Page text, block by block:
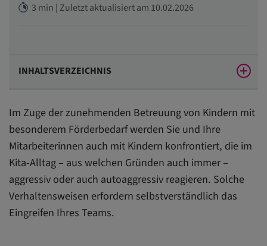
3 min | Zuletzt aktualisiert am 10.02.2026
INHALTSVERZEICHNIS
Rechtlicher Hintergrund
Das ist zu tun
Legen Sie klare Grenzen fest
Haben Sie ein ADS-Kind in der Kita?
Im Zuge der zunehmenden Betreuung von Kindern mit
besonderem Förderbedarf werden Sie und Ihre
Mitarbeiterinnen auch mit Kindern konfrontiert, die im
Kita-Alltag – aus welchen Gründen auch immer –
aggressiv oder auch autoaggressiv reagieren. Solche
Verhaltensweisen erfordern selbstverständlich das
Eingreifen Ihres Teams.